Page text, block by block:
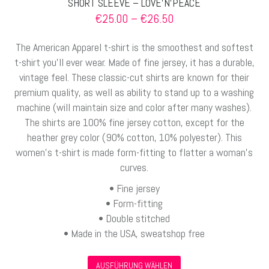
€25.00 – €26.50Preisspanne:
bis
€26.50
The American Apparel t-shirt is the smoothest and softest
t-shirt you’ll ever wear. Made of fine jersey, it has a durable,
vintage feel. These classic-cut shirts are known for their
premium quality, as well as ability to stand up to a washing
machine (will maintain size and color after many washes).
The shirts are 100% fine jersey cotton, except for the
heather grey color (90% cotton, 10% polyester). This
women’s t-shirt is made form-fitting to flatter a woman’s
curves.
• Fine jersey
• Form-fitting
• Double stitched
• Made in the USA, sweatshop free
AUSFÜHRUNG WÄHLEN